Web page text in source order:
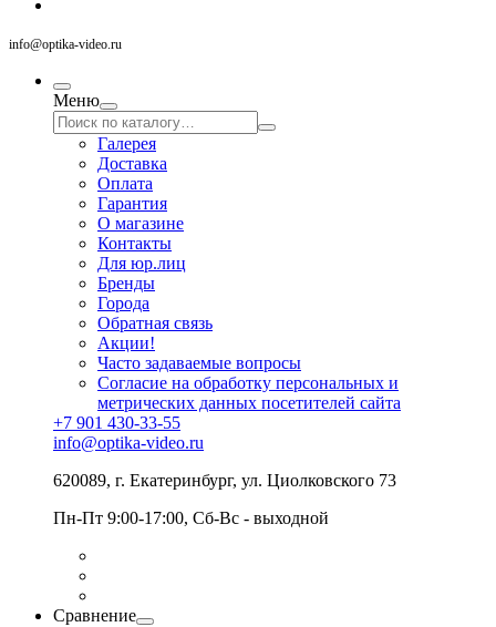
info@optika-video.ru
Меню
Галерея
Доставка
Оплата
Гарантия
О магазине
Контакты
Для юр.лиц
Бренды
Города
Обратная связь
Акции!
Часто задаваемые вопросы
Согласие на обработку персональных и
метрических данных посетителей сайта
+7 901 430-33-55
info@optika-video.ru
620089, г. Екатеринбург, ул. Циолковского 73
Пн-Пт 9:00-17:00, Сб-Вс - выходной
Сравнение